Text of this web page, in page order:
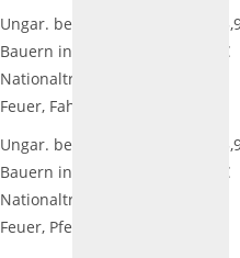
Ungar. bewaffn.
Bauern in
Nationaltracht, im
Feuer, Fahne
€
Ungar. bewaffn.
Bauern in
Nationaltracht, im
Feuer, Pfeifer
€